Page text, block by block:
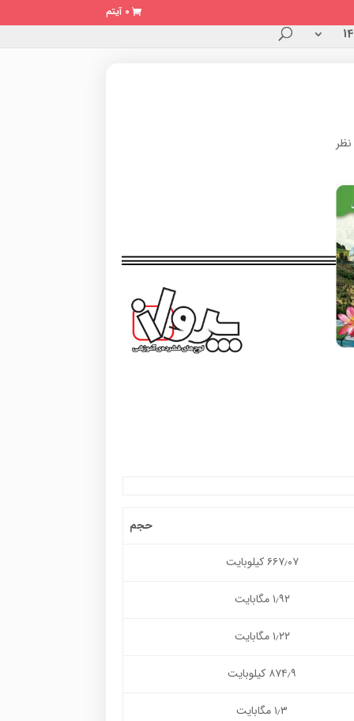
0 آیتم
حجم
۶۶۷٫۰۷ کیلوبایت
۱٫۹۲ مگابایت
۱٫۲۲ مگابایت
۸۷۴٫۹ کیلوبایت
۱٫۳ مگابایت